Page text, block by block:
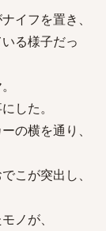
イフを置き、
る様子だっ
した。
の横を通り、
こが突出し、
ノが、